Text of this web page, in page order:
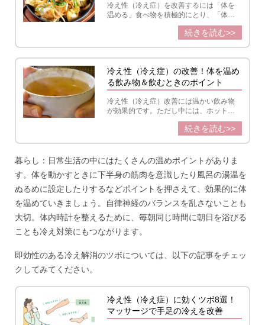
冷え性（冷え症）を改善するには「体を
温める」食べ物を積極的にとり、「体を
冷やす」食べ物は加熱するなどひと工夫
することが大切。冷え性対策におすすめ
続きを読む>>
冷え性（冷え症）の改善！体を温め
る飲み物＆飲むときのポイント
冷え性（冷え症）改善には温かい飲み物
が効果的です。ただし中には、ホットで
も飲み過ぎると冷えの原因になるもの
も...。冷え性対策におすすめの飲み物や飲
続きを読む>>
暮らし：日常生活の中にはたくさんの温めポイントがありま
す。体を動かすときに下半身の筋肉を意識したり風呂の湯温を
ぬるめに設定したりするなどポイントを押さえて、効果的に体
を温めていきましょう。自律神経のバランスを乱さないことも
大切。体内時計を整えるために、毎朝同じ時間に朝日を浴びる
ことも冷え対策にもつながります。
即効性のある冷え解消のツボについては、以下の記事をチェッ
クしてみてください。
冷え性（冷え症）に効くツボ8選！
マッサージで手足の冷えを改善